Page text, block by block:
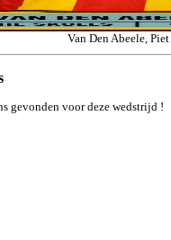
Van Den Abeele, Piet
gevonden voor deze wedstrijd !